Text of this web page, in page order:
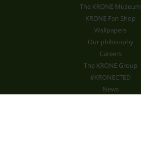
The KRONE Museum
KRONE Fan Shop
Wallpapers
Our philosophy
Careers
The KRONE Group
#KRONECTED
News